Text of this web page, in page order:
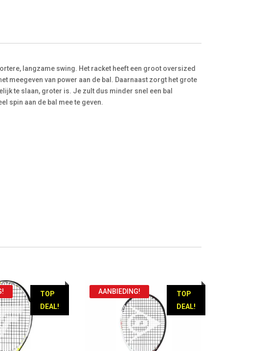
langzame swing. Het racket heeft een groot oversized
meegeven van power aan de bal. Daarnaast zorgt het grote
te slaan, groter is. Je zult dus minder snel een bal
spin aan de bal mee te geven.
TOP
DEAL!
TOP
DEAL!
AANBIEDING!